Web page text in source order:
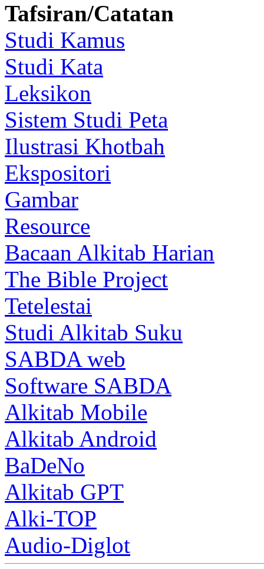
Tafsiran/Catatan
Studi Kamus
Studi Kata
Leksikon
Sistem Studi Peta
Ilustrasi Khotbah
Ekspositori
Gambar
Resource
Bacaan Alkitab Harian
The Bible Project
Tetelestai
Studi Alkitab Suku
SABDA web
Software SABDA
Alkitab Mobile
Alkitab Android
BaDeNo
Alkitab GPT
Alki-TOP
Audio-Diglot